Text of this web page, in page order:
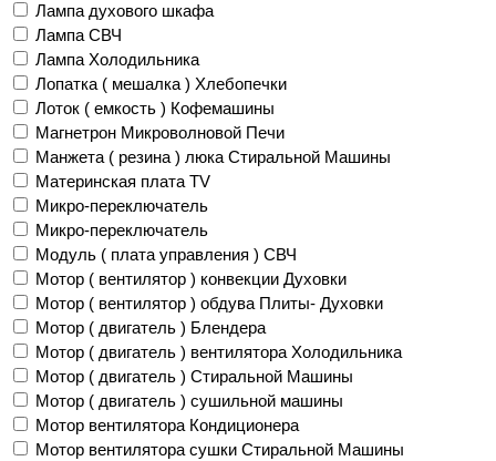
Лампа духового шкафа
Лампа СВЧ
Лампа Холодильника
Лопатка ( мешалка ) Хлебопечки
Лоток ( емкость ) Кофемашины
Магнетрон Микроволновой Печи
Манжета ( резина ) люка Стиральной Машины
Материнская плата TV
Микро-переключатель
Микро-переключатель
Модуль ( плата управления ) СВЧ
Мотор ( вентилятор ) конвекции Духовки
Мотор ( вентилятор ) обдува Плиты- Духовки
Мотор ( двигатель ) Блендера
Мотор ( двигатель ) вентилятора Холодильника
Мотор ( двигатель ) Стиральной Машины
Мотор ( двигатель ) сушильной машины
Мотор вентилятора Кондиционера
Мотор вентилятора сушки Стиральной Машины